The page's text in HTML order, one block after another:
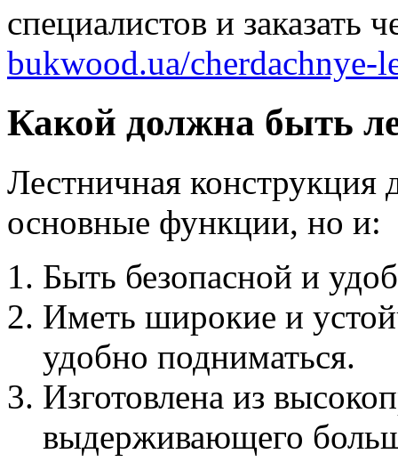
специалистов и заказать
bukwood.ua/cherdachnye-
Какой должна быть
Лестничная конструкция
основные функции, но и:
Быть безопасной и
Иметь широкие и
удобно подниматься.
Изготовлена из
выдерживающего